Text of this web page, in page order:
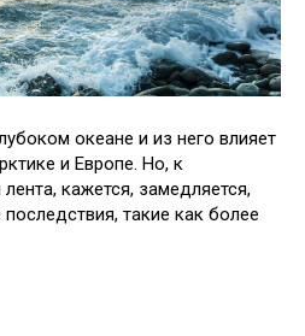
океане и из него влияет
и Европе. Но, к
кажется, замедляется,
такие как более